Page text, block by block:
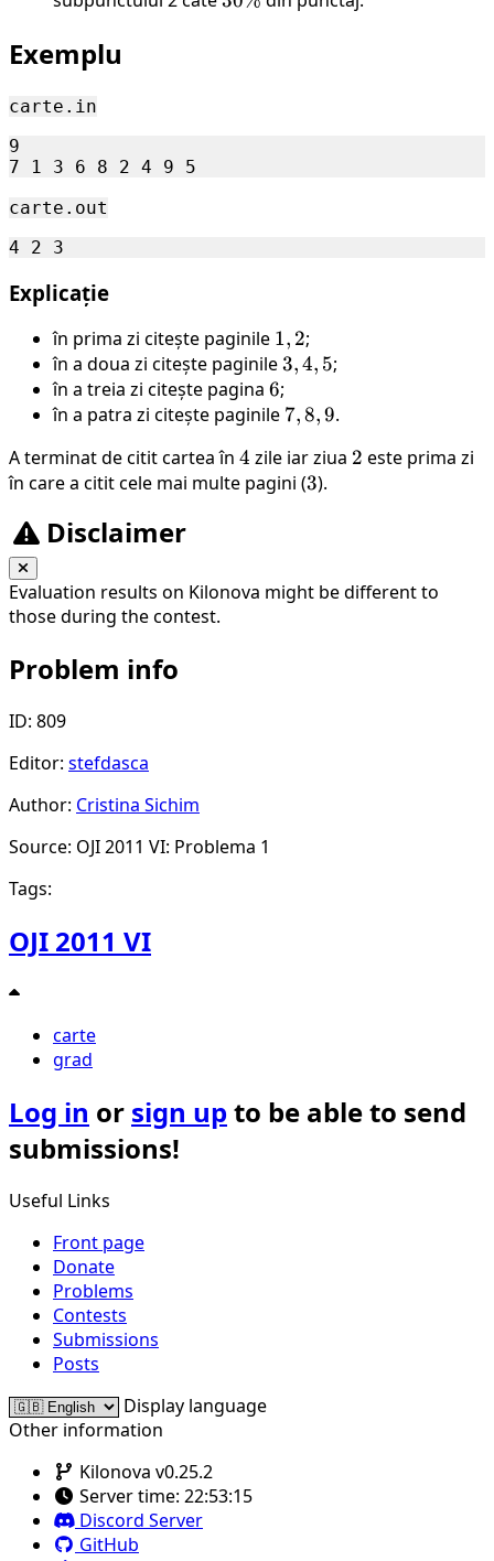
Exemplu
carte.in
9
carte.out
Explicație
în prima zi citește paginile 1,2
1, 2;
în a doua zi citește paginile3,4,5
3,4, 5;
în a treia zi citește pagina 6
6;
în a patra zi citește paginile 7,8,9
7,8, 9.
A terminat de citit cartea în 4
4 zile iar ziua 2
2 este prima zi
în care a citit cele mai multe pagini (3
3).
Disclaimer
Evaluation results on Kilonova might be different to
those during the contest.
Problem info
ID: 809
Editor: stefdasca
Author: Cristina Sichim
Source: OJI 2011 VI: Problema 1
Tags:
OJI 2011 VI
carte
grad
Log in or sign upto be able to send
submissions!
Useful Links
Front page
Donate
Problems
Contests
Submissions
Posts
Display language
Other information
Kilonova v0.25.2
Server time: 22:53:15
Discord Server
GitHub